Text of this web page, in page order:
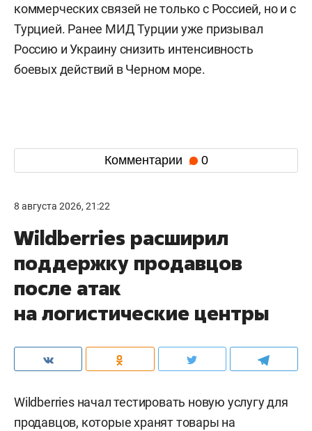
коммерческих связей не только с Россией, но и с
Турцией. Ранее МИД Турции уже призывал
Россию и Украину снизить интенсивность
боевых действий в Черном море.
Комментарии 0
8 августа 2026, 21:22
Wildberries расширил
поддержку продавцов
после атак
на логистические центры
Wildberries начал тестировать новую услугу для
продавцов, которые хранят товары на